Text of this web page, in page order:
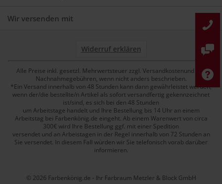
Wir versenden mit
Widerruf erklären
Alle Preise inkl. gesetzl. Mehrwertsteuer zzgl. Versandkostenund ggf.
Nachnahmegebühren, wenn nicht anders beschrieben.
*Ein Versand innerhalb von 48 Stunden kann dann gewährleistet werden,
wenn der/die bestellte/n Artikel als sofort versandfertig gekennzeichnet
ist/sind, es sich bei den 48 Stunden
um Arbeitstage handelt und Ihre Bestellung bis 14 Uhr an einem
Arbeitstag bei Farbenkönig.de eingeht. Ab einem Warenwert von circa
300€ wird Ihre Bestellung ggf. mit einer Spedition
versendet und an Arbeistagen in der Regel innerhalb von 72 Stunden an
Sie versendet. In diesem Fall würden wir Sie telefonisch vorab darüber
informieren.
© 2026 Farbenkönig.de - Ihr Farbraum Metzler & Block GmbH